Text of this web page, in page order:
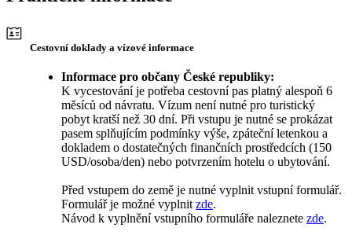
Cestovní doklady a vízové informace
Informace pro občany České republiky:
K vycestování je potřeba cestovní pas platný alespoň 6
měsíců od návratu. Vízum není nutné pro turistický
pobyt kratší než 30 dní. Při vstupu je nutné se prokázat
pasem splňujícím podmínky výše, zpáteční letenkou a
dokladem o dostatečných finančních prostředcích (150
USD/osoba/den) nebo potvrzením hotelu o ubytování.
Před vstupem do země je nutné vyplnit vstupní formulář.
Formulář je možné vyplnit zde.
Návod k vyplnění vstupního formuláře naleznete zde.